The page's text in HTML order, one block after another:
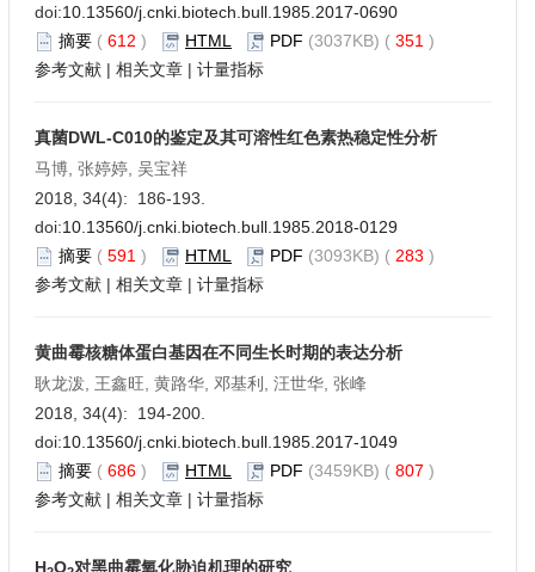
doi:10.13560/j.cnki.biotech.bull.1985.2017-0690
摘要 ( 612 ) HTML PDF (3037KB) ( 351 )
参考文献 | 相关文章 | 计量指标
真菌DWL-C010的鉴定及其可溶性红色素热稳定性分析
马博, 张婷婷, 吴宝祥
2018, 34(4): 186-193.
doi:10.13560/j.cnki.biotech.bull.1985.2018-0129
摘要 ( 591 ) HTML PDF (3093KB) ( 283 )
参考文献 | 相关文章 | 计量指标
黄曲霉核糖体蛋白基因在不同生长时期的表达分析
耿龙泼, 王鑫旺, 黄路华, 邓基利, 汪世华, 张峰
2018, 34(4): 194-200.
doi:10.13560/j.cnki.biotech.bull.1985.2017-1049
摘要 ( 686 ) HTML PDF (3459KB) ( 807 )
参考文献 | 相关文章 | 计量指标
H O 对黑曲霉氧化胁迫机理的研究